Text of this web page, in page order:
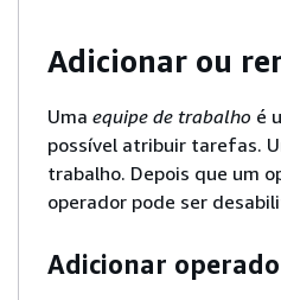
Adicionar ou
Uma equipe de trabalho é
possível atribuir tarefas.
trabalho. Depois que um
operador pode ser
Adicionar